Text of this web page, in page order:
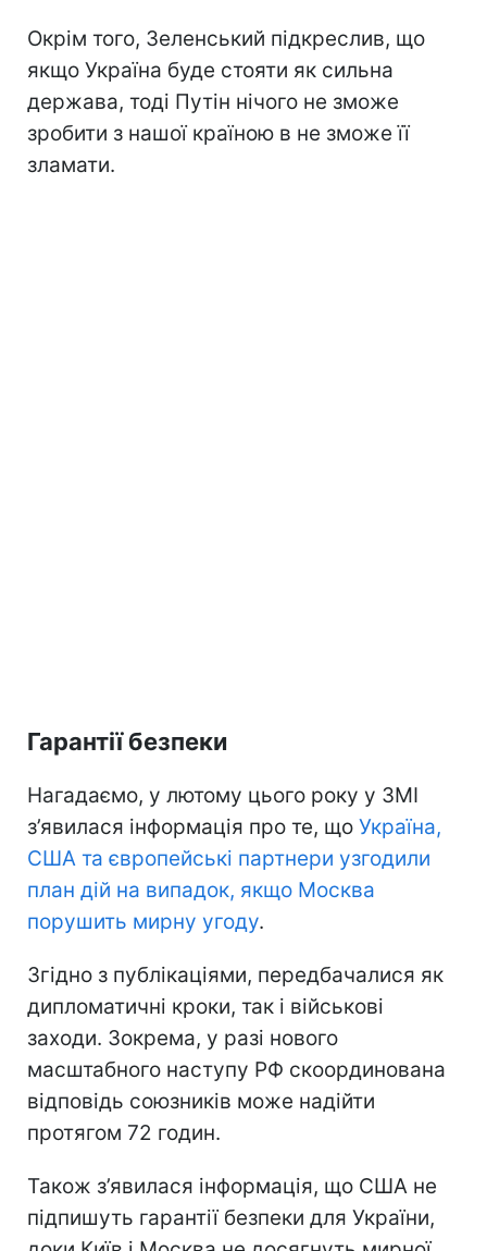
Окрім того, Зеленський підкреслив, що
якщо Україна буде стояти як сильна
держава, тоді Путін нічого не зможе
зробити з нашої країною в не зможе її
зламати.
Гарантії безпеки
Нагадаємо, у лютому цього року у ЗМІ
з’явилася інформація про те, що Україна,
США та європейські партнери узгодили
план дій на випадок, якщо Москва
порушить мирну угоду.
Згідно з публікаціями, передбачалися як
дипломатичні кроки, так і військові
заходи. Зокрема, у разі нового
масштабного наступу РФ скоординована
відповідь союзників може надійти
протягом 72 годин.
Також з’явилася інформація, що США не
підпишуть гарантії безпеки для України,